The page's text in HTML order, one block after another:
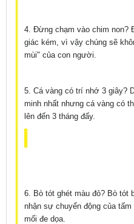
4. Đừng chạm vào chim non?
giác kém, vì vậy chúng sẽ
mùi" của con người.
5. Cá vàng có trí nhớ 3 giây?
minh nhất nhưng cá vàng có
lên đến 3 tháng đấy.
6. Bò tót ghét màu đỏ? Bò tót
nhận sự chuyển động của
mối đe dọa.